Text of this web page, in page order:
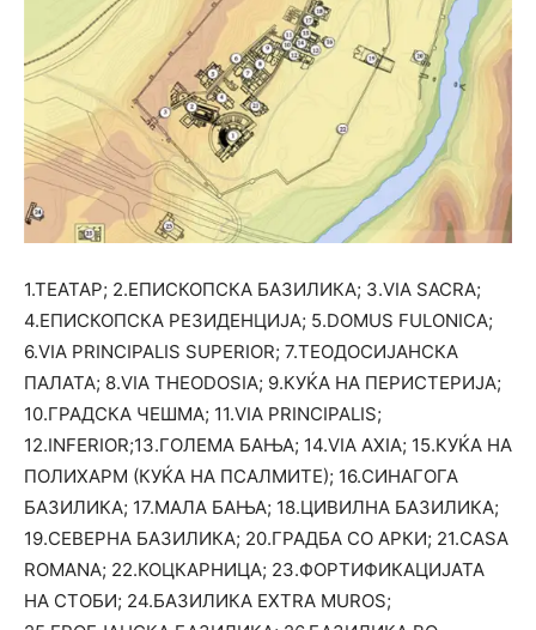
1.ТЕАТАР; 2.ЕПИСКОПСКА БАЗИЛИКА; 3.VIA SACRA;
4.ЕПИСКОПСКА РЕЗИДЕНЦИЈА; 5.DOMUS FULONICA;
6.VIA PRINCIPALIS SUPERIOR; 7.ТЕОДОСИЈАНСКА
ПАЛАТА; 8.VIA THEODOSIA; 9.КУЌА НА ПЕРИСТЕРИЈА;
10.ГРАДСКА ЧЕШМА; 11.VIA PRINCIPALIS;
12.INFERIOR;13.ГОЛЕМА БАЊА; 14.VIA AXIA; 15.КУЌА НА
ПОЛИХАРМ (КУЌА НА ПСАЛМИТЕ); 16.СИНАГОГА
БАЗИЛИКА; 17.МАЛА БАЊА; 18.ЦИВИЛНА БАЗИЛИКА;
19.СЕВЕРНА БАЗИЛИКА; 20.ГРАДБА СО АРКИ; 21.CASA
ROMANA; 22.КОЦКАРНИЦА; 23.ФОРТИФИКАЦИЈАТА
НА СТОБИ; 24.БАЗИЛИКА EXTRA MUROS;